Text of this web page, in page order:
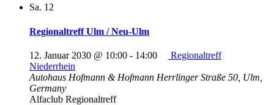
Sa. 12
Regionaltreff Ulm / Neu-Ulm
12. Januar 2030 @ 10:00 - 14:00
Regionaltreff
Niederrhein
Autohaus Hofmann & Hofmann Herrlinger Straße 50, Ulm,
Germany
Alfaclub Regionaltreff